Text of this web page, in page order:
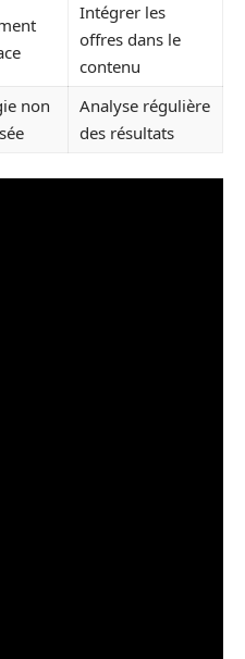
Intégrer les
offres dans le
contenu
non
Analyse régulière
des résultats